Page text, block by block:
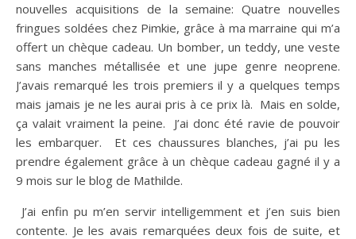
nouvelles acquisitions de la semaine: Quatre nouvelles
fringues soldées chez Pimkie, grâce à ma marraine qui m’a
offert un chèque cadeau. Un bomber, un teddy, une veste
sans manches métallisée et une jupe genre neoprene.
J’avais remarqué les trois premiers il y a quelques temps
mais jamais je ne les aurai pris à ce prix là. Mais en solde,
ça valait vraiment la peine. J’ai donc été ravie de pouvoir
les embarquer. Et ces chaussures blanches, j’ai pu les
prendre également grâce à un chèque cadeau gagné il y a
9 mois sur le blog de Mathilde.
J’ai enfin pu m’en servir intelligemment et j’en suis bien
contente. Je les avais remarquées deux fois de suite, et